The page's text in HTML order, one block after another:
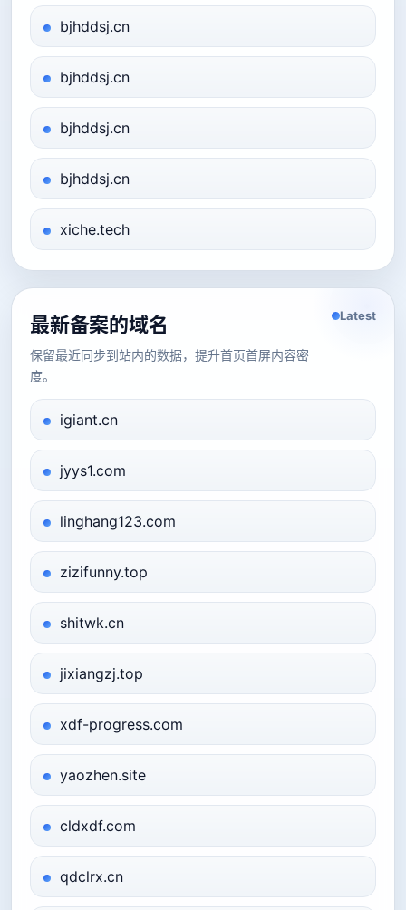
bjhddsj.cn
bjhddsj.cn
bjhddsj.cn
bjhddsj.cn
xiche.tech
最新备案的域名
保留最近同步到站内的数据，提升首页首屏内容密
度。
Latest
igiant.cn
jyys1.com
linghang123.com
zizifunny.top
shitwk.cn
jixiangzj.top
xdf-progress.com
yaozhen.site
cldxdf.com
qdclrx.cn